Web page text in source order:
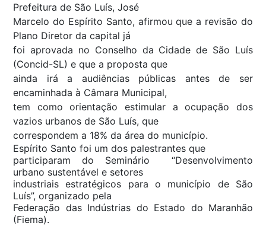
Prefeitura de São Luís, José
Marcelo do Espírito Santo, afirmou que a revisão do
Plano Diretor da capital já
foi aprovada no Conselho da Cidade de São Luís
(Concid-SL) e que a proposta que
ainda irá a audiências públicas antes de ser
encaminhada à Câmara Municipal,
tem como orientação estimular a ocupação dos
vazios urbanos de São Luís, que
correspondem a 18% da área do município.
Espírito Santo foi um dos palestrantes que
participaram do Seminário “Desenvolvimento
urbano sustentável e setores
industriais estratégicos para o município de São
Luís”, organizado pela
Federação das Indústrias do Estado do Maranhão
(Fiema).